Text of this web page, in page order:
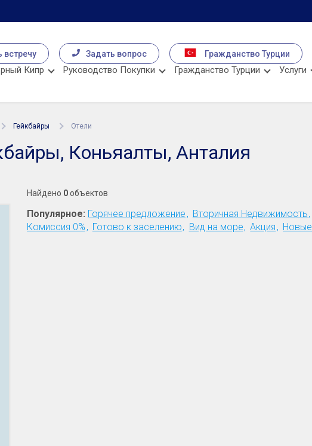
встречу Задать вопрос Гражданство Турции
Кипр Руководство Покупки Гражданство Турции Услуги
Гейкбайры Отели
Коньяалты, Анталия
Найдено 0объектов
Популярное: Горячее предложение Вторичная Недвижимость
Комиссия 0%
Готово к заселению Вид на море Акция Новые